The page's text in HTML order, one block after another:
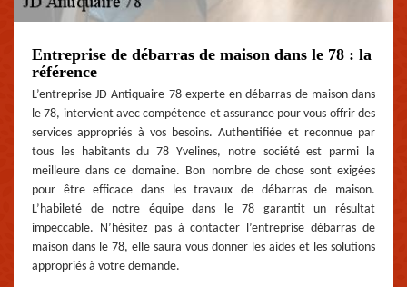
Entreprise de débarras de maison dans le 78 : la
référence
L’entreprise JD Antiquaire 78 experte en débarras de maison dans
le 78, intervient avec compétence et assurance pour vous offrir des
services appropriés à vos besoins. Authentifiée et reconnue par
tous les habitants du 78 Yvelines, notre société est parmi la
meilleure dans ce domaine. Bon nombre de chose sont exigées
pour être efficace dans les travaux de débarras de maison.
L’habileté de notre équipe dans le 78 garantit un résultat
impeccable. N’hésitez pas à contacter l’entreprise débarras de
maison dans le 78, elle saura vous donner les aides et les solutions
appropriés à votre demande.